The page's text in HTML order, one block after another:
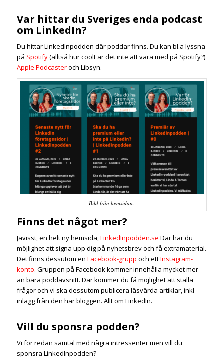
Var hittar du Sveriges enda podcast
om LinkedIn?
Du hittar LinkedInpodden där poddar finns. Du kan bl.a lyssna
på Spotify(alltså hur coolt är det inte att vara med på Spotify?)
Apple Podcasteroch Libsyn.
Bild från hemsidan.
Finns det något mer?
Javisst, en helt ny hemsida,LinkedInpodden.se Där har du
möjlighet att signa upp dig på nyhetsbrev och få extramaterial.
Det finns dessutom en Facebook-grupp och ettInstagram-
konto. Gruppen på Facebook kommer innehålla mycket mer
än bara poddavsnitt. Där kommer du få möjlighet att ställa
frågor och vi ska dessutom publicera läsvärda artiklar, inkl
inlägg från den här bloggen. Allt om LinkedIn.
Vill du sponsra podden?
Vi för redan samtal med några intressenter men vill du
sponsra LinkedInpodden?